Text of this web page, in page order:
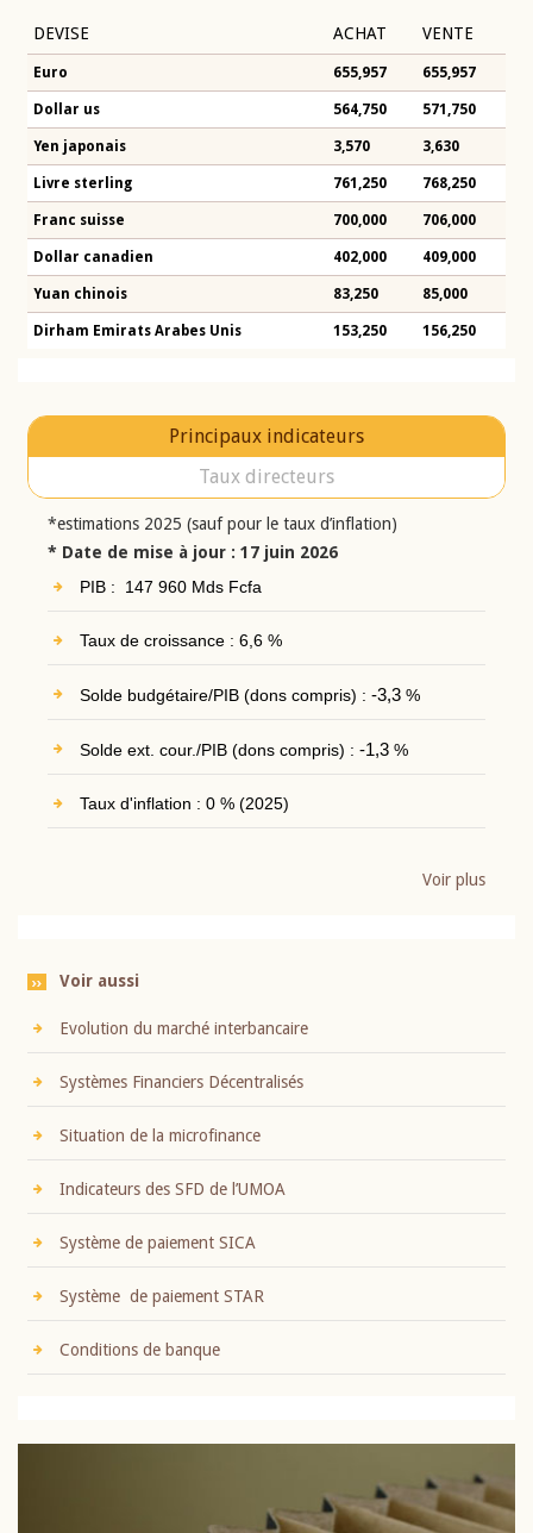
DEVISE ACHAT VENTE
Euro 655,957 655,957
Dollar us 564,750 571,750
Yen japonais 3,570 3,630
Livre sterling 761,250 768,250
Franc suisse 700,000 706,000
Dollar canadien 402,000 409,000
Yuan chinois 83,250 85,000
Dirham Emirats Arabes Unis 153,250 156,250
Principaux indicateurs
Taux directeurs
*estimations 2025 (sauf pour le taux d’inflation)
* Date de mise à jour : 17 juin 2026
PIB : 147 960 Mds Fcfa
Taux de croissance : 6,6 %
Solde budgétaire/PIB (dons compris) : -3,3%
Solde ext. cour./PIB (dons compris) : -1,3%
Taux d'inflation : 0 % (2025)
Voir plus
Voir aussi
Evolution du marché interbancaire
Systèmes Financiers Décentralisés
Situation de la microfinance
Indicateurs des SFD de l’UMOA
Système de paiement SICA
Système de paiement STAR
Conditions de banque